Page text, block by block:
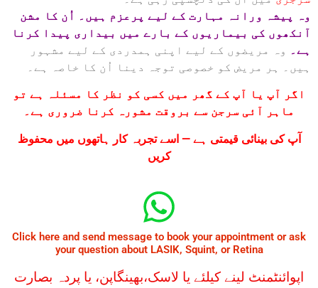
وہ پیشہ ورانہ مہارت کے لیے پرعزم ہیں۔ اُن کا مشن
آنکھوں کی بیماریوں کے بارے میں بیداری پیدا کرنا
ہے۔ وہ مریضوں کے لیے اپنی ہمدردی کے لیے مشہور
ہیں۔ ہر مریض کو خصوصی توجہ دینا اُن کا خاصہ ہے۔
اگر آپ یا آپ کے گھر میں کسی کو نظر کا مسئلہ ہے تو
ماہر آئی سرجن سے بروقت مشورہ کرنا ضروری ہے۔
آپ کی بینائی قیمتی ہے — اسے تجربہ کار ہاتھوں میں محفوظ
کریں
Click here and send message to book your appointment or ask
your question about LASIK, Squint, or Retina
اپوائنٹمنٹ لینے کیلئے یا لاسک،بھینگاپن، یا پردہ بصارت